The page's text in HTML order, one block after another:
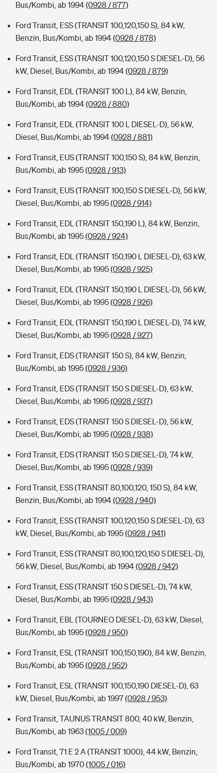
Bus/Kombi, ab 1994(0928 / 877)
Ford Transit, ESS (TRANSIT 100,120,150 S), 84 kW,
Benzin, Bus/Kombi, ab 1994(0928 / 878)
Ford Transit, ESS (TRANSIT 100,120,150 S DIESEL-D), 56
kW, Diesel, Bus/Kombi, ab 1994(0928 / 879)
Ford Transit, EDL (TRANSIT 100 L), 84 kW, Benzin,
Bus/Kombi, ab 1994(0928 / 880)
Ford Transit, EDL (TRANSIT 100 L DIESEL-D), 56 kW,
Diesel, Bus/Kombi, ab 1994(0928 / 881)
Ford Transit, EUS (TRANSIT 100,150 S), 84 kW, Benzin,
Bus/Kombi, ab 1995(0928 / 913)
Ford Transit, EUS (TRANSIT 100,150 S DIESEL-D), 56 kW,
Diesel, Bus/Kombi, ab 1995(0928 / 914)
Ford Transit, EDL (TRANSIT 150,190 L), 84 kW, Benzin,
Bus/Kombi, ab 1995(0928 / 924)
Ford Transit, EDL (TRANSIT 150,190 L DIESEL-D), 63 kW,
Diesel, Bus/Kombi, ab 1995(0928 / 925)
Ford Transit, EDL (TRANSIT 150,190 L DIESEL-D), 56 kW,
Diesel, Bus/Kombi, ab 1995(0928 / 926)
Ford Transit, EDL (TRANSIT 150,190 L DIESEL-D), 74 kW,
Diesel, Bus/Kombi, ab 1995(0928 / 927)
Ford Transit, EDS (TRANSIT 150 S), 84 kW, Benzin,
Bus/Kombi, ab 1995(0928 / 936)
Ford Transit, EDS (TRANSIT 150 S DIESEL-D), 63 kW,
Diesel, Bus/Kombi, ab 1995(0928 / 937)
Ford Transit, EDS (TRANSIT 150 S DIESEL-D), 56 kW,
Diesel, Bus/Kombi, ab 1995(0928 / 938)
Ford Transit, EDS (TRANSIT 150 S DIESEL-D), 74 kW,
Diesel, Bus/Kombi, ab 1995(0928 / 939)
Ford Transit, ESS (TRANSIT 80,100,120, 150 S), 84 kW,
Benzin, Bus/Kombi, ab 1994(0928 / 940)
Ford Transit, ESS (TRANSIT 100,120,150 S DIESEL-D), 63
kW, Diesel, Bus/Kombi, ab 1995(0928 / 941)
Ford Transit, ESS (TRANSIT 80,100,120,150 S DIESEL-D),
56 kW, Diesel, Bus/Kombi, ab 1994(0928 / 942)
Ford Transit, ESS (TRANSIT 150 S DIESEL-D), 74 kW,
Diesel, Bus/Kombi, ab 1995(0928 / 943)
Ford Transit, EBL (TOURNEO DIESEL-D), 63 kW, Diesel,
Bus/Kombi, ab 1995(0928 / 950)
Ford Transit, ESL (TRANSIT 100,150,190), 84 kW, Benzin,
Bus/Kombi, ab 1995(0928 / 952)
Ford Transit, ESL (TRANSIT 100,150,190 DIESEL-D), 63
kW, Diesel, Bus/Kombi, ab 1997(0928 / 953)
Ford Transit, TAUNUS TRANSIT 800, 40 kW, Benzin,
Bus/Kombi, ab 1963(1005 / 009)
Ford Transit, 71 E 2 A (TRANSIT 1000), 44 kW, Benzin,
Bus/Kombi, ab 1970(1005 / 016)